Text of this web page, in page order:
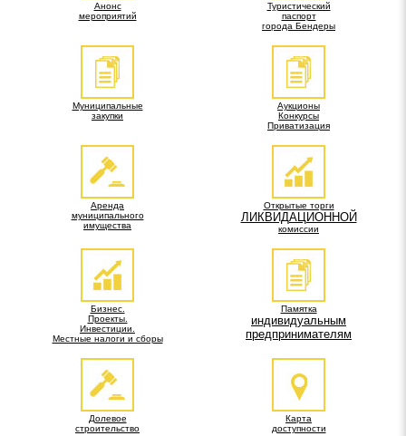
Анонс
мероприятий
Туристический
паспорт
города Бендеры
Муниципальные
закупки
Аукционы
Конкурсы
Приватизация
Аренда
муниципального
имущества
Открытые торги
ЛИКВИДАЦИОННОЙ
комиссии
Бизнес.
Проекты.
Инвестиции.
Местные налоги и сборы
Памятка
индивидуальным
предпринимателям
Долевое
строительство
Карта
доступности